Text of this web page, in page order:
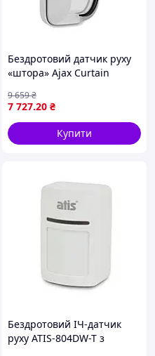
Бездротовий датчик руху
«штора» Ajax Curtain
7 727.20 ₴
9 659₴
Купити
Бездротовий ІЧ-датчик
руху ATIS-804DW-T з